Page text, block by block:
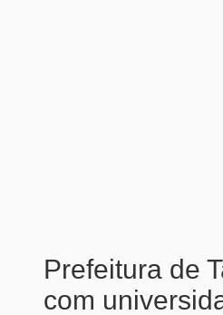
Prefeitura de
com